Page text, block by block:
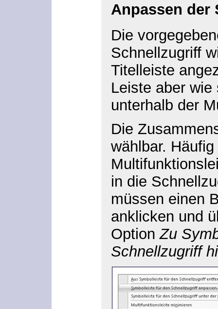
Anpassen der
Die
Schnellzugriff
Titelleiste
Leiste aber
unterhalb der
Die
wählbar.
in die
müssen einen
anklicken und
OptionZu
Schnellzugriff